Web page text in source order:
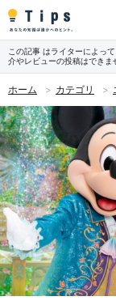
この記事 はライターによっ
介やレビューの投稿はできま
ホーム カテゴリ